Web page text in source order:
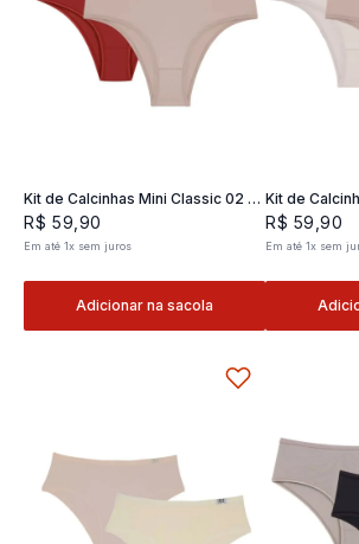
Kit de Calcinhas Mini Classic 02 -
2 und
R$ 59 90
Em até1x sem juros
Adicionar na sacola
Kit de
2 und
R$ 59 ,90
Em até 1x sem